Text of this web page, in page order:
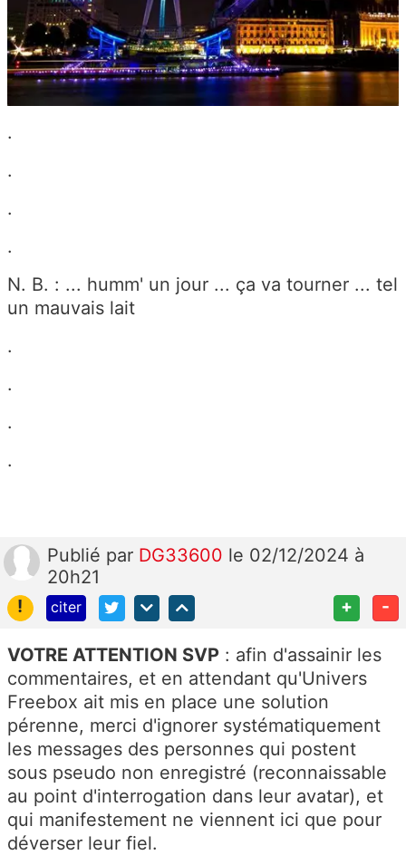
.
.
.
.
N. B. : ... humm' un jour ... ça va tourner ... tel
un mauvais lait
.
.
.
.
Publié par DG33600 le 02/12/2024 à
20h21
!
citer + -
VOTRE ATTENTION SVP : afin d'assainir les
commentaires, et en attendant qu'Univers
Freebox ait mis en place une solution
pérenne, merci d'ignorer systématiquement
les messages des personnes qui postent
sous pseudo non enregistré (reconnaissable
au point d'interrogation dans leur avatar), et
qui manifestement ne viennent ici que pour
déverser leur fiel.